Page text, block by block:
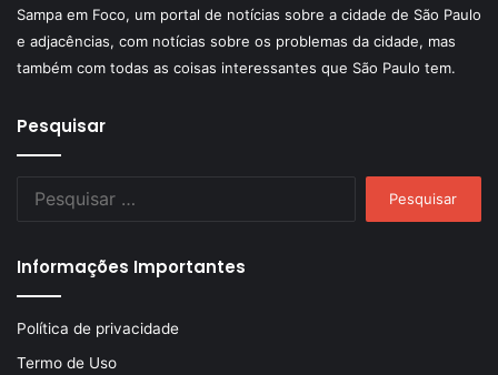
Sampa em Foco, um portal de notícias sobre a cidade de São Paulo
e adjacências, com notícias sobre os problemas da cidade, mas
também com todas as coisas interessantes que São Paulo tem.
Pesquisar
Informações Importantes
Política de privacidade
Termo de Uso